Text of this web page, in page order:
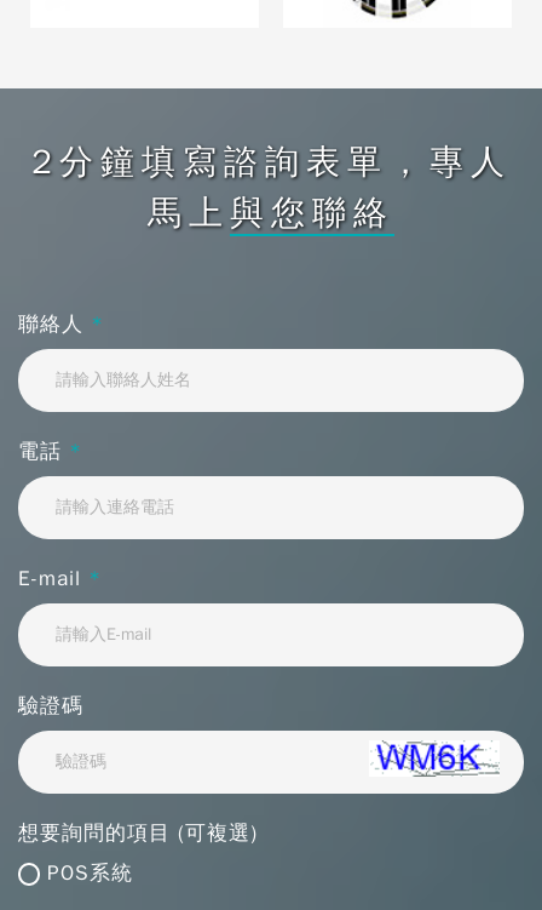
2分鐘填寫諮詢表單，專人
馬上與您聯絡
聯絡人 *
電話 *
E-mail *
驗證碼
想要詢問的項目 (可複選)
POS系統